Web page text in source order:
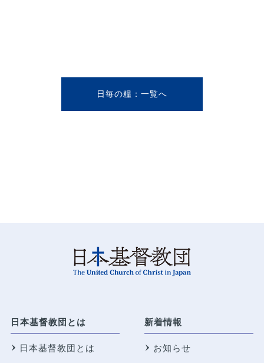
日毎の糧
日本基督教団とは
日本基督教団とは
新着情報
お知らせ